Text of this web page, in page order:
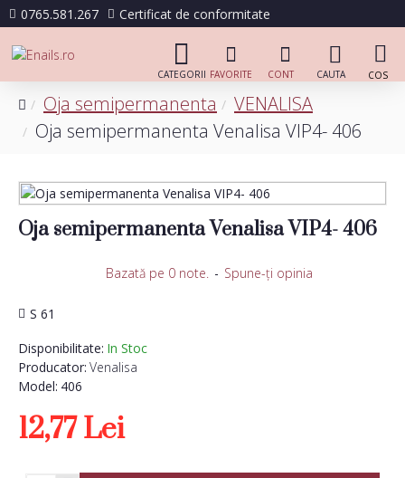
0765.581.267 Certificat de conformitate
Oja semipermanenta
VENALISA
Oja semipermanenta Venalisa VIP4- 406
Oja semipermanenta Venalisa VIP4- 406
Disponibilitate: In Stoc
Producator: Venalisa
Model: 406
S 61
Bazată pe 0 note. - Spune-ţi opinia
12,77 Lei